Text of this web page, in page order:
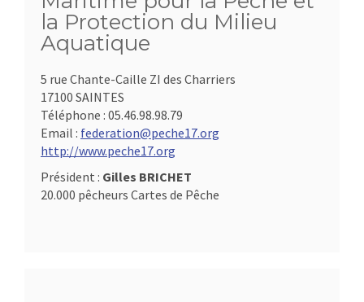
la Protection du Milieu
Aquatique
5 rue Chante-Caille ZI des Charriers
17100 SAINTES
Téléphone : 05.46.98.98.79
Email : federation@peche17.org
http://www.peche17.org
Président : Gilles BRICHET
20.000 pêcheurs Cartes de Pêche